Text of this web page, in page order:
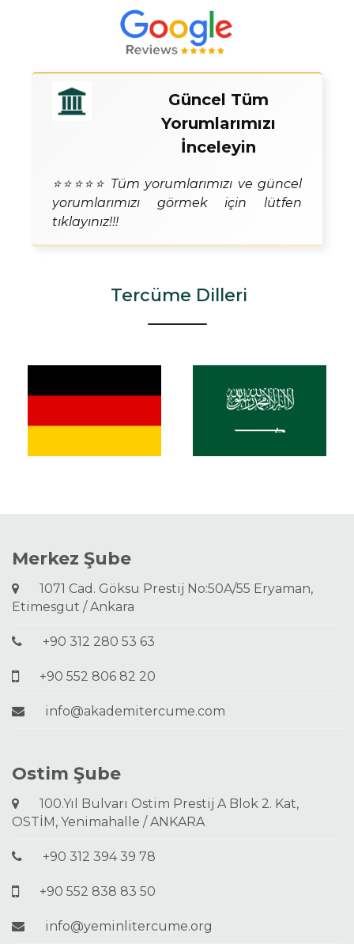
Güncel Tüm
Yorumlarımızı
İnceleyin
⭐⭐⭐⭐⭐ Tüm yorumlarımızı ve güncel
yorumlarımızı görmek için lütfen
tıklayınız!!!
Tercüme Dilleri
Merkez Şube
1071 Cad. Göksu Prestij No:50A/55 Eryaman,
Etimesgut / Ankara
+90 312 280 53 63
+90 552 806 82 20
info@akademitercume.com
Ostim Şube
100.Yıl Bulvarı Ostim Prestij A Blok 2. Kat,
OSTİM, Yenimahalle / ANKARA
+90 312 394 39 78
+90 552 838 83 50
info@yeminlitercume.org